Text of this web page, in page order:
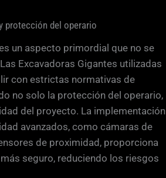
protección del operario
un aspecto primordial que no se
Excavadoras Gigantes utilizadas
con estrictas normativas de
no solo la protección del operario,
del proyecto. La implementación
avanzados, como cámaras de
de proximidad, proporciona
seguro, reduciendo los riesgos